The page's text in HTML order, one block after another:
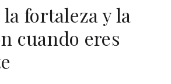
fortaleza y la
cuando eres